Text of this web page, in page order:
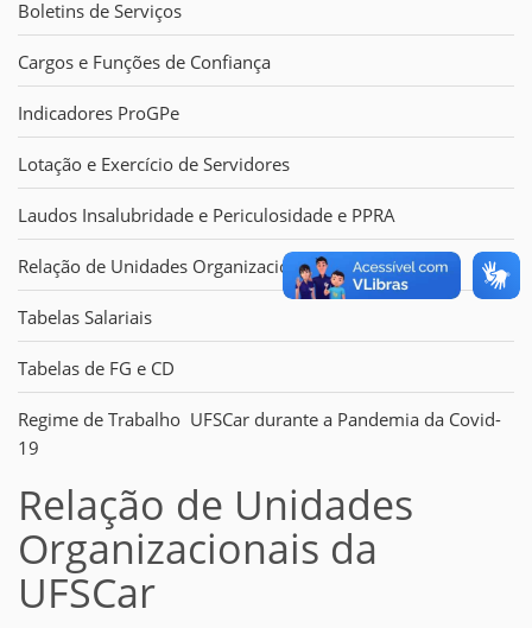
Boletins de Serviços
Cargos e Funções de Confiança
Indicadores ProGPe
Lotação e Exercício de Servidores
Laudos Insalubridade e Periculosidade e PPRA
Relação de Unidades Organizacionais da UFSCar
Tabelas Salariais
Tabelas de FG e CD
Regime de Trabalho UFSCar durante a Pandemia da Covid-
19
Relação de Unidades
Organizacionais da
UFSCar